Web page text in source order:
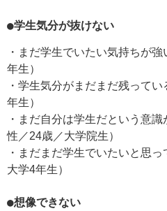
●学生気分が抜けない
・まだ学生でいたい気持ちが
年生）
・学生気分がまだまだ残って
年生）
・まだ自分は学生だという意
性／24歳／大学院生）
・まだまだ学生でいたいと思
大学4年生）
●想像できない